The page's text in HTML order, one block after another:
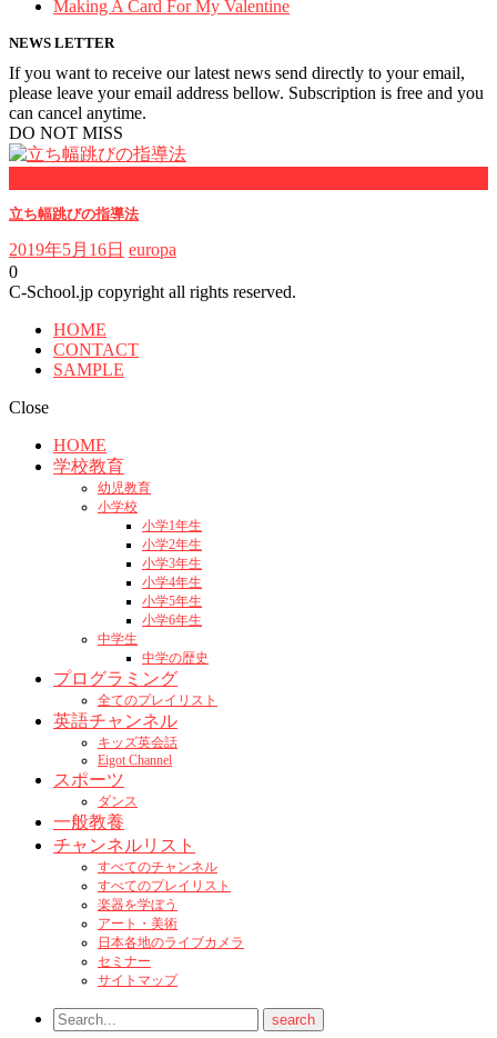
Making A Card For My Valentine
NEWS LETTER
If you want to receive our latest news send directly to your email,
please leave your email address bellow. Subscription is free and you
can cancel anytime.
DO NOT MISS
立ち幅跳びの指導法
2019年5月16日 europa
0
C-School.jp copyright all rights reserved.
HOME
CONTACT
SAMPLE
Close
HOME
学校教育
幼児教育
小学校
小学1年生
小学2年生
小学3年生
小学4年生
小学5年生
小学6年生
中学生
中学の歴史
プログラミング
全てのプレイリスト
英語チャンネル
キッズ英会話
Eigot Channel
スポーツ
ダンス
一般教養
チャンネルリスト
すべてのチャンネル
すべてのプレイリスト
楽器を学ぼう
アート・美術
日本各地のライブカメラ
セミナー
サイトマップ